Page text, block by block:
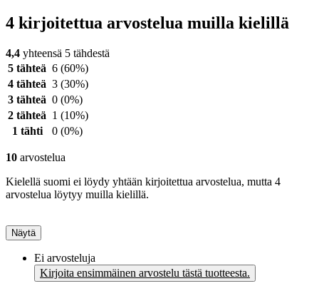
4 kirjoitettua arvostelua muilla kielillä
4,4 yhteensä 5 tähdestä
5 tähteä 6 (60%)
4 tähteä 3 (30%)
3 tähteä 0 (0%)
2 tähteä 1 (10%)
1 tähti
0 (0%)
10 arvostelua
Kielellä suomi ei löydy yhtään kirjoitettua arvostelua, mutta 4
arvostelua löytyy muilla kielillä.
Näytä
Ei arvosteluja
Kirjoita ensimmäinen arvostelu tästä tuotteesta.